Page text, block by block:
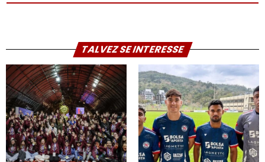
TALVEZ SE INTERESSE